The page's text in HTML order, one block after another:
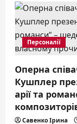
Персоналії
Оперна
Кушплер
арії та
Савенко Ірина